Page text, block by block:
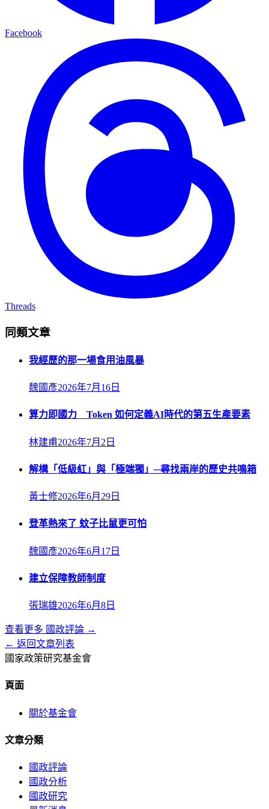
Facebook
Threads
同類文章
我經歷的那一場食用油風暴
魏國彥2026年7月16日
算力即國力 Token 如何定義AI時代的第五生產要素
林建甫2026年7月2日
解構「低級紅」與「極端獨」─尋找兩岸的歷史共鳴箱
黃士修2026年6月29日
登革熱來了 蚊子比鼠更可怕
魏國彥2026年6月17日
建立保障教師制度
張瑞雄2026年6月8日
查看更多 國政評論 →
← 返回文章列表
國家政策研究基金會
頁面
關於基金會
文章分類
國政評論
國政分析
國政研究